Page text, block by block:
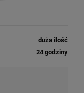
duża ilość
24 godziny